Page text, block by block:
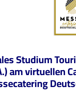
Studium
am virtuellen